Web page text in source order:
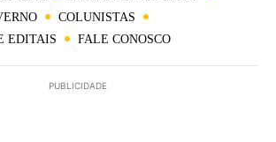
COLUNISTAS
EDITAIS
FALE CONOSCO
PUBLICIDADE